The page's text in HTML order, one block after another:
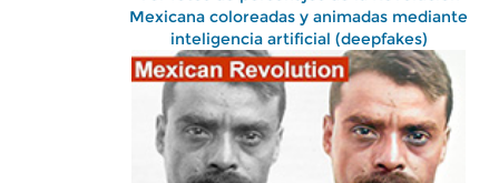
Mexicana coloreadas y animadas mediante
inteligencia artificial (deepfakes)